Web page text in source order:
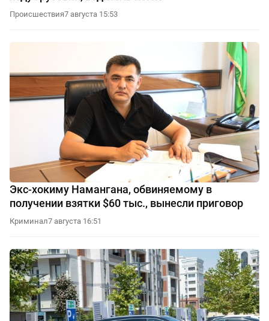
Происшествия7 августа 15:53
Экс-хокиму Намангана, обвиняемому в
получении взятки $60 тыс., вынесли приговор
Криминал7 августа 16:51